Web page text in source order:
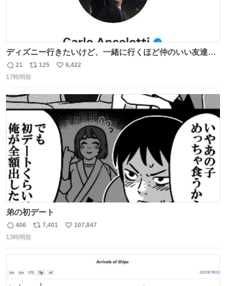
ディズニー行きたいけど、一緒に行くほど仲のいい友達が
居ない… ほんでこれ
返
信
21
リ
ポ
ト
数
125
い
数
6,422
17時間前
弟の初デート
返
信
406
リ
数
7,401
い
107,847
13時間前